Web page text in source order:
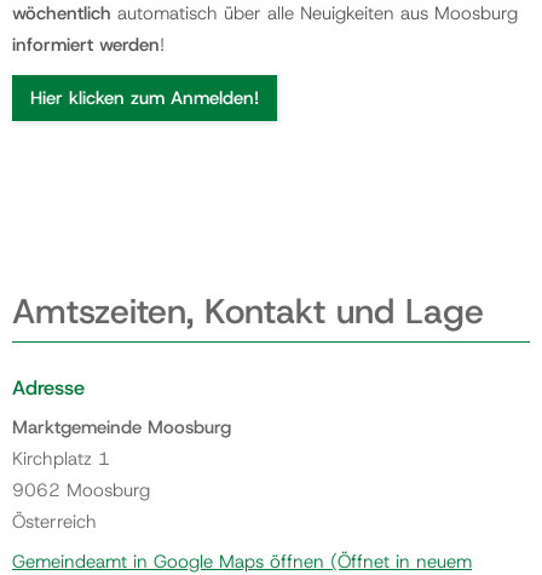
wöchentlich automatisch über alle Neuigkeiten aus Moosburg
informiert werden!
Hier klicken zum Anmelden!
Amtszeiten, Kontakt und Lage
Adresse
Marktgemeinde Moosburg
Kirchplatz 1
9062 Moosburg
Österreich
Gemeindeamt in Google Maps öffnen (Öffnet in neuem